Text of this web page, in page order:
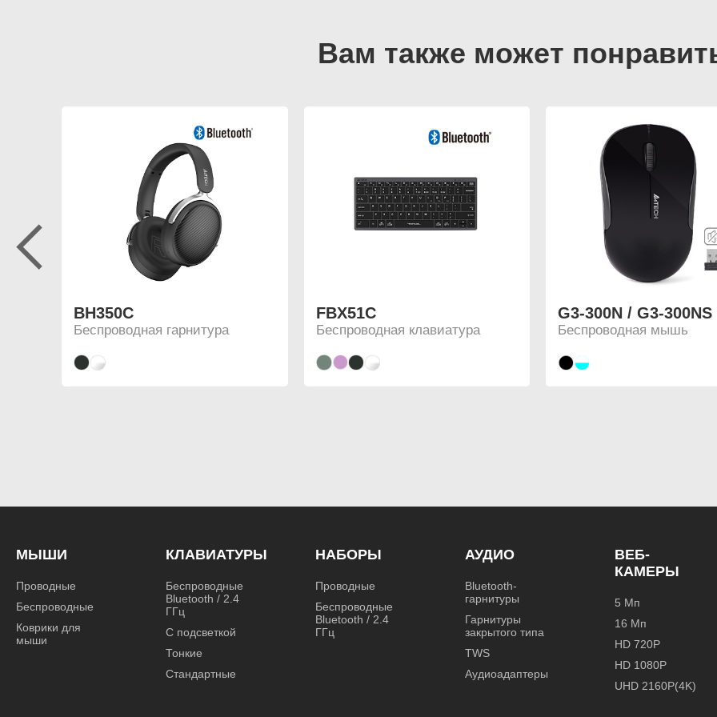
BH350C
Беспроводная гарнитура
FBX51C
Беспроводная клавиатура
G3-300N / G3-300NS
Беспроводная мышь
МЫШИ
Проводные
Беспроводные
Коврики для
мыши
КЛАВИАТУРЫ
Беспроводные
Bluetooth / 2.4
ГГц
С подсветкой
Тонкие
Стандартные
НАБОРЫ
Проводные
Беспроводные
Bluetooth / 2.4
ГГц
АУДИО
Bluetooth-
гарнитуры
Гарнитуры
закрытого типа
TWS
Аудиоадаптеры
ВЕБ-
КАМЕРЫ
5 Мп
16 Мп
HD 720P
HD 1080P
UHD 2160P(4K)